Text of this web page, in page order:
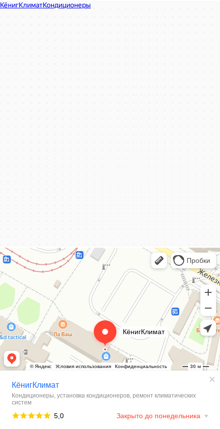
КёнигКлимат
Кондиционеры в Калининграде
КёнигКлимат
Кондиционеры в Калининграде
Установка кондиционеров в Калининграде